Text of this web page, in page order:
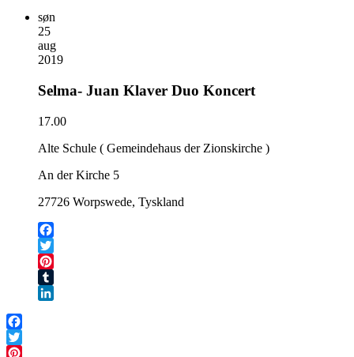
søn
25
aug
2019
Selma- Juan Klaver Duo Koncert
17.00
Alte Schule ( Gemeindehaus der Zionskirche )
An der Kirche 5
27726 Worpswede, Tyskland
Facebook
Twitter
Pinterest
Tumblr
Facebook
Twitter